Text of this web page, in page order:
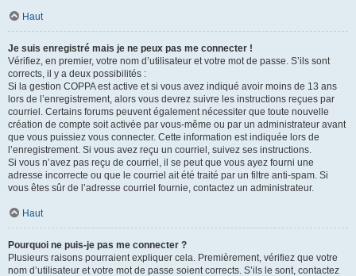
Haut
Je suis enregistré mais je ne peux pas me connecter !
Vérifiez, en premier, votre nom d’utilisateur et votre mot de passe. S’ils sont
corrects, il y a deux possibilités :
Si la gestion COPPA est active et si vous avez indiqué avoir moins de 13 ans
lors de l’enregistrement, alors vous devrez suivre les instructions reçues par
courriel. Certains forums peuvent également nécessiter que toute nouvelle
création de compte soit activée par vous-même ou par un administrateur avant
que vous puissiez vous connecter. Cette information est indiquée lors de
l’enregistrement. Si vous avez reçu un courriel, suivez ses instructions.
Si vous n’avez pas reçu de courriel, il se peut que vous ayez fourni une
adresse incorrecte ou que le courriel ait été traité par un filtre anti-spam. Si
vous êtes sûr de l’adresse courriel fournie, contactez un administrateur.
Haut
Pourquoi ne puis-je pas me connecter ?
Plusieurs raisons pourraient expliquer cela. Premièrement, vérifiez que votre
nom d’utilisateur et votre mot de passe soient corrects. S’ils le sont, contactez